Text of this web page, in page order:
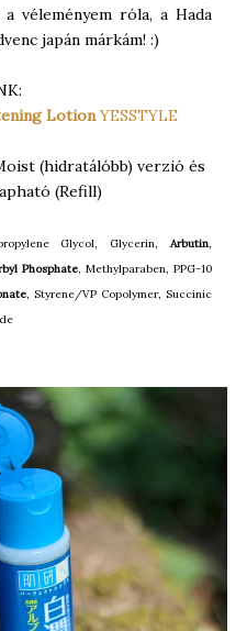
véleményem róla, a Hada
japán márkám! :)
LotionYESSTYLE
(hidratálóbb) verzió és
(Refill)
Glycol, Glycerin, Arbutin,
Phosphate, Methylparaben, PPG-10
, Styrene/VP Copolymer, Succinic